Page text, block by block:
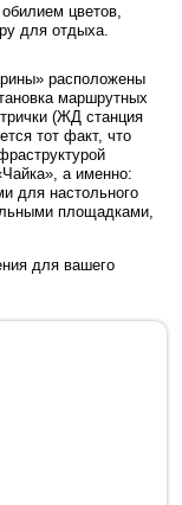
цветов,
для отдыха.
расположены
маршрутных
(ЖД станция
тот факт, что
а именно:
для настольного
площадками,
для вашего